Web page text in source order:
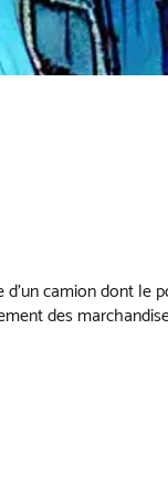
camion dont le
des